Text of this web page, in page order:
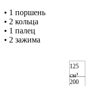
• 1 поршень
• 2 кольца
• 1 палец
• 2 зажима
125
см³
200